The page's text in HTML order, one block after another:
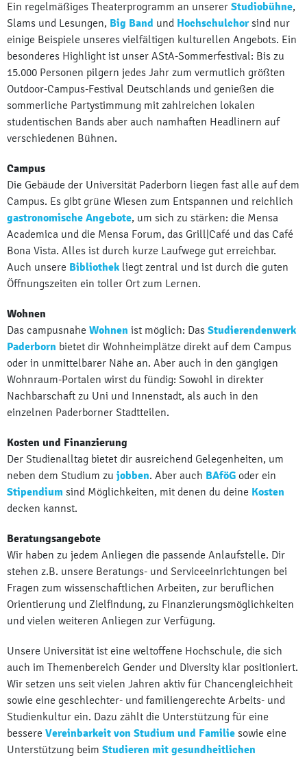
Ein regelmäßiges Theaterprogramm an unserer Studiobühne,
Slams und Lesungen, Big Band und Hochschulchorsind nur
einige Beispiele unseres vielfältigen kulturellen Angebots. Ein
besonderes Highlight ist unser AStA-Sommerfestival: Bis zu
15.000 Personen pilgern jedes Jahr zum vermutlich größten
Outdoor-Campus-Festival Deutschlands und genießen die
sommerliche Partystimmung mit zahlreichen lokalen
studentischen Bands aber auch namhaften Headlinern auf
verschiedenen Bühnen.
Campus
Die Gebäude der Universität Paderborn liegen fast alle auf dem
Campus. Es gibt grüne Wiesen zum Entspannen und reichlich
gastronomische Angebote, um sich zu stärken: die Mensa
Academica und die Mensa Forum, das Grill|Café und das Café
Bona Vista. Alles ist durch kurze Laufwege gut erreichbar.
Auch unsere Bibliothek liegt zentral und ist durch die guten
Öffnungszeiten ein toller Ort zum Lernen.
Wohnen
Das campusnahe Wohnen ist möglich: Das Studierendenwerk
Paderborn bietet dir Wohnheimplätze direkt auf dem Campus
oder in unmittelbarer Nähe an. Aber auch in den gängigen
Wohnraum-Portalen wirst du fündig: Sowohl in direkter
Nachbarschaft zu Uni und Innenstadt, als auch in den
einzelnen Paderborner Stadtteilen.
Kosten und Finanzierung
Der Studienalltag bietet dir ausreichend Gelegenheiten, um
neben dem Studium zu jobben. Aber auch BAföG oder ein
Stipendium sind Möglichkeiten, mit denen du deine Kosten
decken kannst.
Beratungsangebote
Wir haben zu jedem Anliegen die passende Anlaufstelle. Dir
stehen z.B. unsere Beratungs- und Serviceeinrichtungen bei
Fragen zum wissenschaftlichen Arbeiten, zur beruflichen
Orientierung und Zielfindung, zu Finanzierungsmöglichkeiten
und vielen weiteren Anliegen zur Verfügung.
Unsere Universität ist eine weltoffene Hochschule, die sich
auch im Themenbereich Gender und Diversity klar positioniert.
Wir setzen uns seit vielen Jahren aktiv für Chancengleichheit
sowie eine geschlechter- und familiengerechte Arbeits- und
Studienkultur ein. Dazu zählt die Unterstützung für eine
bessere Vereinbarkeit von Studium und Familie sowie eine
Unterstützung beim Studieren mit gesundheitlichen